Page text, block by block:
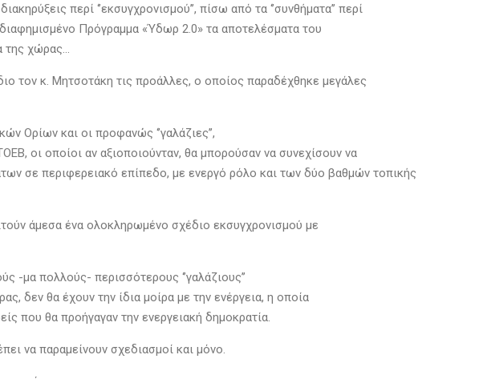
περί ‘’εκσυγχρονισμού’’, πίσω από τα ‘’συνθήματα’’ περί
Πρόγραμμα «Ύδωρ 2.0» τα αποτελέσματα του
της χώρας…
τον κ. Μητσοτάκη τις προάλλες, ο οποίος παραδέχθηκε μεγάλες
Ορίων και οι προφανώς ‘’γαλάζιες’’,
οι οποίοι αν αξιοποιούνταν, θα μπορούσαν να συνεχίσουν να
σε περιφερειακό επίπεδο, με ενεργό ρόλο και των δύο βαθμών τοπικής
άμεσα ένα ολοκληρωμένο σχέδιο εκσυγχρονισμού με
-μα πολλούς- περισσότερους ‘’γαλάζιους’’
δεν θα έχουν την ίδια μοίρα με την ενέργεια, η οποία
που θα προήγαγαν την ενεργειακή δημοκρατία.
να παραμείνουν σχεδιασμοί και μόνο.